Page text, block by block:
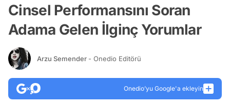
Cinsel Performansını Soran
Adama Gelen İlginç Yorumlar
Arzu Semender - Onedio Editörü
Onedio’yu Google'a ekleyin